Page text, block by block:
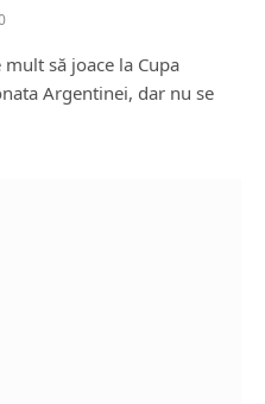
să joace la Cupa
Argentinei, dar nu se